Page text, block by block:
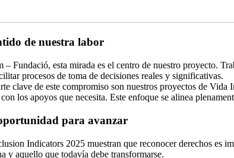
de nuestra labor
– Fundació, esta mirada es el centro de nuestro proyecto.
procesos de toma de decisiones reales y significativas.
clave de este compromiso son nuestros proyectos de
los apoyos que necesita. Este enfoque se alinea
para avanzar
Indicators 2025 muestran que reconocer derechos es
y aquello que todavía debe transformarse.